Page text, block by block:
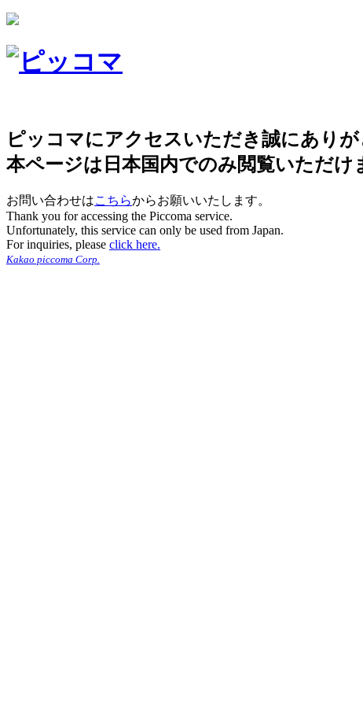
ピッコマにアクセスいただき誠にありが
本ページは日本国内でのみ閲覧いただけ
お問い合わせはこちらからお願いいたします。
Thank you for accessing the Piccoma service.
Unfortunately, this service can only be used from Japan.
For inquiries, please click here.
Kakao piccoma Corp.